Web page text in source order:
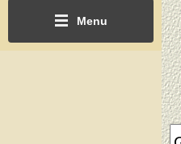
Menu